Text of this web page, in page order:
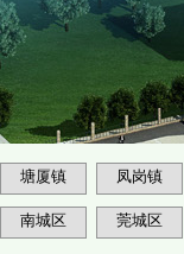
塘厦镇 凤岗镇
南城区 莞城区